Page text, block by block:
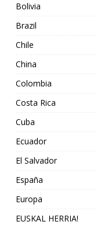
Bolivia
Brazil
Chile
China
Colombia
Costa Rica
Cuba
Ecuador
El Salvador
España
Europa
EUSKAL HERRIA!